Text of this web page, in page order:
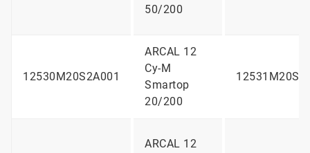
50/200
12530M20S2A001
ARCAL 12
Cy-M
Smartop
20/200
ARCAL 12